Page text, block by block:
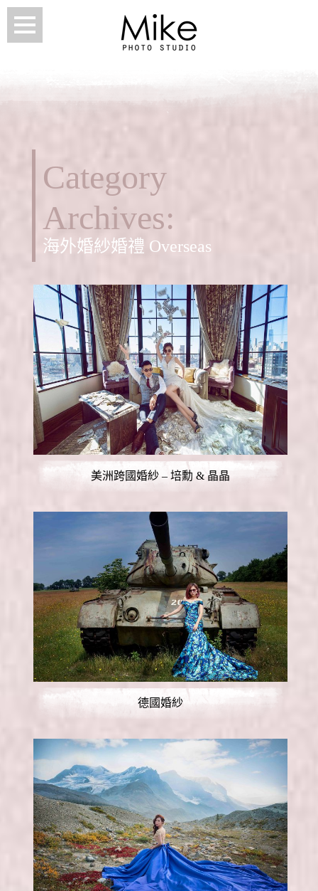
Category
Archives:
海外婚紗婚禮 Overseas
美洲跨國婚紗 – 培勳 & 晶晶
德國婚紗